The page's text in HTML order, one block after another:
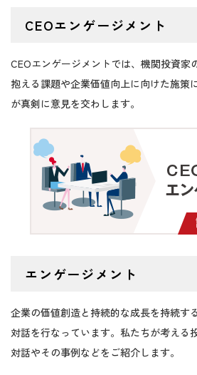
が日本への新関税率を発
新には何が必要となる
2025/06/27
【石黒英之のMarket
期待高まる日経平均株価
2025/06/06
【石黒英之のMarket
企業への選別投資が有効
2025/06/05
【石黒英之のMarket
い局面は高ベータ銘柄優
2025/05/28
【石黒英之のMarket
支えに日本株の上昇は続
CEOエンゲージメント
CEOエンゲージメントでは、機関投資家
抱える課題や企業価値向上に向けた施策
が真剣に意見を交わします。
エンゲージメント
企業の価値創造と持続的な成長を持続す
対話を行なっています。私たちが考える
対話やその事例などをご紹介します。